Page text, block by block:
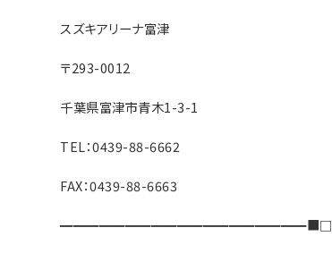
スズキアリーナ富津
〒293-0012
千葉県富津市青木1-3-1
TEL：0439-88-6662
FAX：0439-88-6663
━━━━━━━━━━━━━━━━━━━■□